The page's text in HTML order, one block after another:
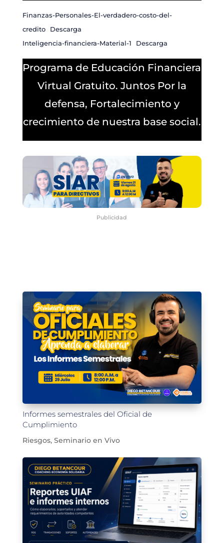
Finanzas-Personales-El-verdadero-costo-del-
credito
Descarga
Inteligencia-financiera-Material-1
Descarga
Programa de Educación Financiera
Virtual Gratuito. Juntos Por la
defensa, Fortalecimiento y
crecimiento de nuestra base social.
Publicidad
Informes semestrales del Oficial de
Cumplimiento
Riesgos, Seminario en Vivo